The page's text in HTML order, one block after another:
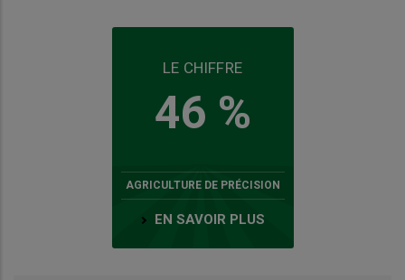
LE CHIFFRE
46 %
AGRICULTURE DE PRÉCISION
EN SAVOIR PLUS